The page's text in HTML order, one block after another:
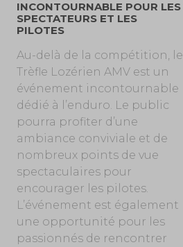
INCONTOURNABLE POUR LES
SPECTATEURS ET LES
PILOTES
Au-delà de la compétition, le
Trèfle Lozérien AMV est un
événement incontournable
dédié à l’enduro. Le public
pourra profiter d’une
ambiance conviviale et de
nombreux points de vue
spectaculaires pour
encourager les pilotes.
L’événement est également
une opportunité pour les
passionnés de rencontrer